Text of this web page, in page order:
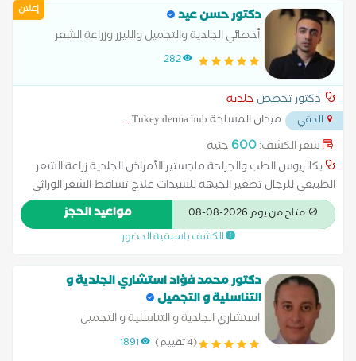
إعلان دكتور حسن عيد
أخصائي الجلدية والتجميل والليزر وزراعة الشعر
282
دكتور تخصص جلدية
الدقي ميدان المساحة Tukey derma hub
...
سعر الكشف:600 جنيه
بكالريوس الطب والجراحة ماجستير الأمراض الجلدية زراعة الشعر
الطبيعي للرجال تصغير الجبهة للسيدات علاج تساقط الشعر الوراثي
علاج تساقط الشعر عند السيدات تسليك وعلاج الندبات بالليزر علاج
جب الشباب وازالة اثار الحبوب بالليزر حقن فيلر وبوتوكس وسكين
متاح من يوم 2026-08-08 مواعيد الحجز
الكشف باسبقية الحضور
دكتور محمد فؤاد استشاري الجلدية و
التناسلية و التجميل
استشاري الجلدية و التناسلية و التجميل
(4 تقييم) 1891